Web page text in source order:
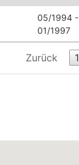
05/1994 -
01/1997
Zurück 1